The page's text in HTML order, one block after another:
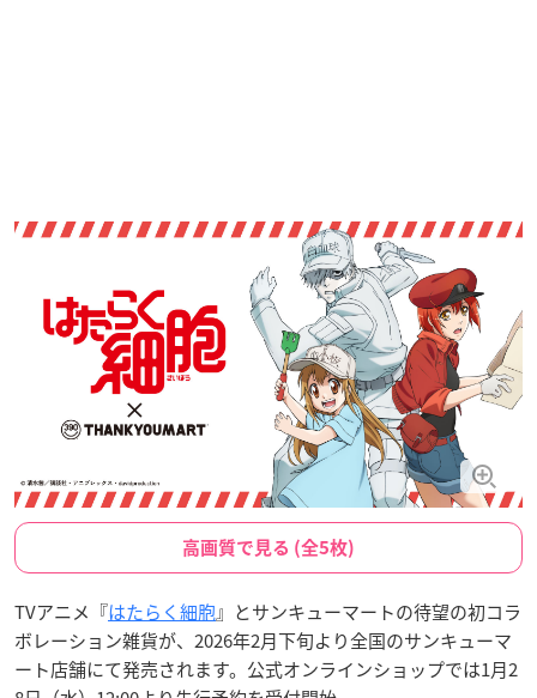
高画質で見る (全5枚)
TVアニメ『はたらく細胞』とサンキューマートの待望の初コラ
ボレーション雑貨が、2026年2月下旬より全国のサンキューマ
ート店舗にて発売されます。公式オンラインショップでは1月2